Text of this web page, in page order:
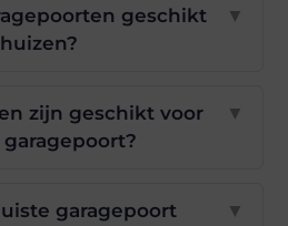
geschikt
▼
zijn geschikt voor
▼
garagepoort
▼